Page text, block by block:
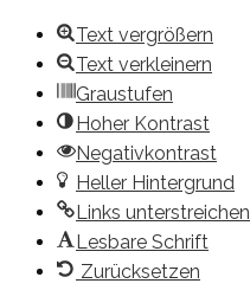
Text vergrößern
Text verkleinern
Graustufen
Hoher Kontrast
Negativkontrast
Heller Hintergrund
Links unterstreichen
Lesbare Schrift
Zurücksetzen